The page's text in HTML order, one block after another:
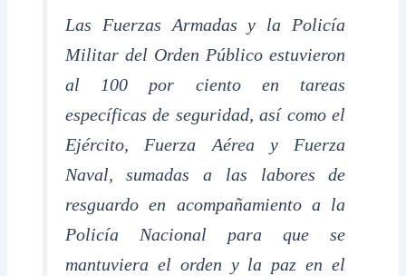
Las Fuerzas Armadas y la Policía
Militar del Orden Público estuvieron
al 100 por ciento en tareas
específicas de seguridad, así como el
Ejército, Fuerza Aérea y Fuerza
Naval, sumadas a las labores de
resguardo en acompañamiento a la
Policía Nacional para que se
mantuviera el orden y la paz en el